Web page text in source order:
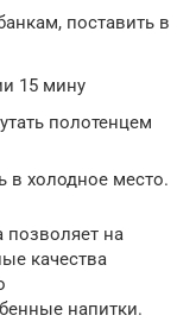
поставить в
15 мину
полотенцем
в холодное место.
позволяет на
качества
напитки.